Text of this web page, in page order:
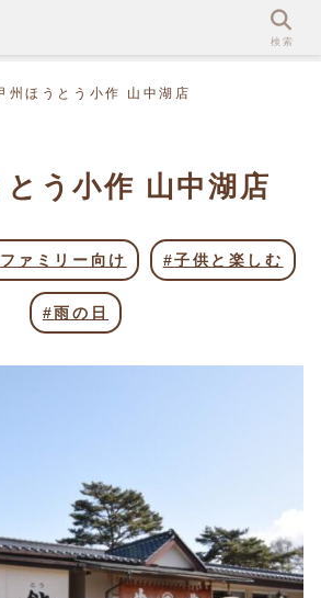
州ほうとう小作 山中湖店
う小作 山中湖店
ファミリー向け 子供と楽しむ
雨の日
検索